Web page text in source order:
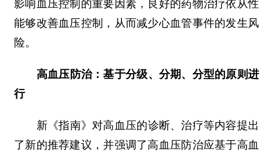
影响血压控制的重要因素，良好的药物治疗依从性
能够改善血压控制，从而减少心血管事件的发生风
险。
高血压防治：基于分级、分期、分型的原则进
行
新《指南》对高血压的诊断、治疗等内容提出
了新的推荐建议，并强调了高血压防治应基于高血